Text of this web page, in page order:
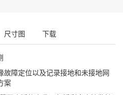
尺寸图 下载
障定位以及记录接地和未接地网
案